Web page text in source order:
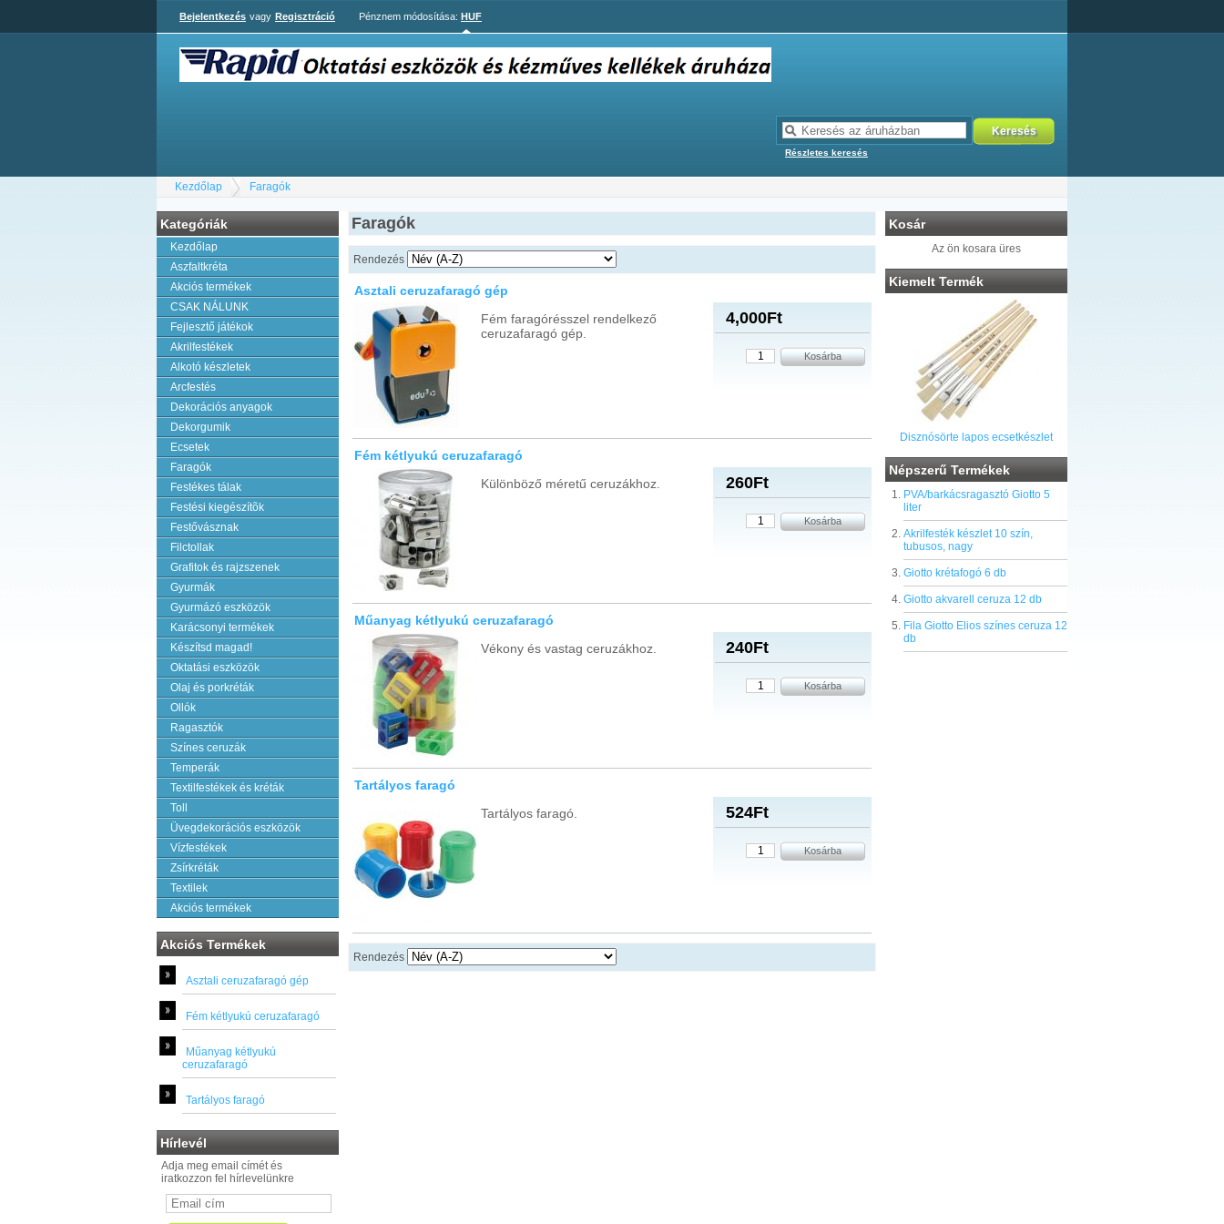
Bejelentkezés vagy Regisztráció Pénznem módosítása: HUF
Részletes keresés
Kezdőlap Faragók
Kategóriák
Kezdőlap
Aszfaltkréta
Akciós termékek
CSAK NÁLUNK
Fejlesztő játékok
Akrilfestékek
Alkotó készletek
Arcfestés
Dekorációs anyagok
Dekorgumik
Ecsetek
Faragók
Festékes tálak
Festési kiegészítõk
Festővásznak
Filctollak
Grafitok és rajzszenek
Gyurmák
Gyurmázó eszközök
Karácsonyi termékek
Készítsd magad!
Oktatási eszközök
Olaj és porkréták
Ollók
Ragasztók
Színes ceruzák
Temperák
Textilfestékek és kréták
Toll
Üvegdekorációs eszközök
Vízfestékek
Zsírkréták
Textilek
Akciós termékek
Akciós Termékek
Asztali ceruzafaragó gép
Fém kétlyukú ceruzafaragó
Műanyag kétlyukú
ceruzafaragó
Tartályos faragó
Hírlevél
Adja meg email címét és
iratkozzon fel hírlevelünkre
Kosár
Az ön kosara üres
Kiemelt Termék
Disznósörte lapos ecsetkészlet
Népszerű Termékek
PVA/barkácsragasztó Giotto 5
liter
Akrilfesték készlet 10 szín,
tubusos, nagy
Giotto krétafogó 6 db
Giotto akvarell ceruza 12 db
Fila Giotto Elios színes ceruza 12
db
Faragók
Rendezés
Asztali ceruzafaragó gép
4,000Ft
Fém faragórésszel rendelkező
ceruzafaragó gép.
Fém kétlyukú ceruzafaragó
260Ft
Különböző méretű ceruzákhoz.
Műanyag kétlyukú ceruzafaragó
240Ft
Vékony és vastag ceruzákhoz.
Tartályos faragó
524Ft
Tartályos faragó.
Rendezés